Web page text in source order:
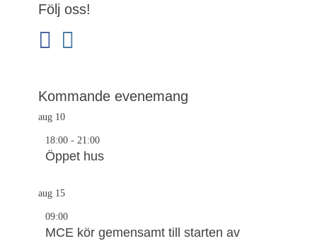
Följ oss!
facebook
Kommande evenemang
aug 10
18:00 - 21:00
Öppet hus
aug 15
09:00
MCE kör gemensamt till starten av